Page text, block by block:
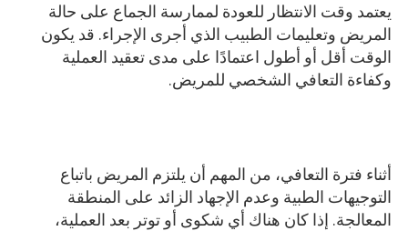
يعتمد وقت الانتظار للعودة لممارسة الجماع على حالة
المريض وتعليمات الطبيب الذي أجرى الإجراء. قد يكون
الوقت أقل أو أطول اعتمادًا على مدى تعقيد العملية
وكفاءة التعافي الشخصي للمريض.
أثناء فترة التعافي، من المهم أن يلتزم المريض باتباع
التوجيهات الطبية وعدم الإجهاد الزائد على المنطقة
المعالجة. إذا كان هناك أي شكوى أو توتر بعد العملية،